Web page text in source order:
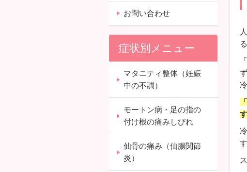
す
す
お問い合わせ
症状別メニュー
マタニティ整体（妊娠
中の不調）
モートン病・足の指の
付け根の痛みしびれ
仙骨の痛み（仙腸関節
炎）